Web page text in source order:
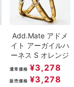
Add.Mate アドメ
イト アーガイルハ
ーネス S オレンジ
通常価格 ¥3,278
販売価格 ¥3,278